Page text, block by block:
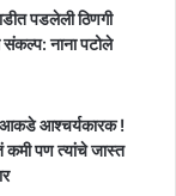
पडलेली ठिणगी
संकल्प: नाना पटोले
आकडे आश्चर्यकारक !
कमी पण त्यांचे जास्त